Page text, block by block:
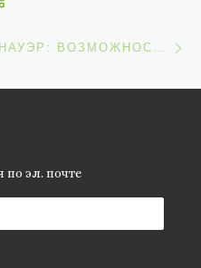
КРИМИНОЛОГ ДЖ. ФИНКЕНАУЭР: ВОЗМОЖНОСТИ ПОБОРОТЬ ПРЕСТУПНОСТЬ ВСЁ ТАЮТ
по эл. почте